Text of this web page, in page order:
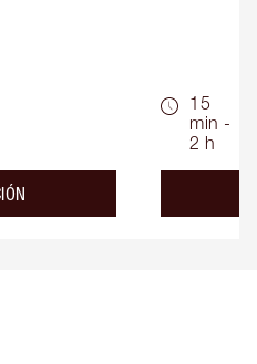
15
min -
2 h